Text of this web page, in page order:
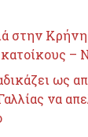
στην
κατοίκους –
ως
να